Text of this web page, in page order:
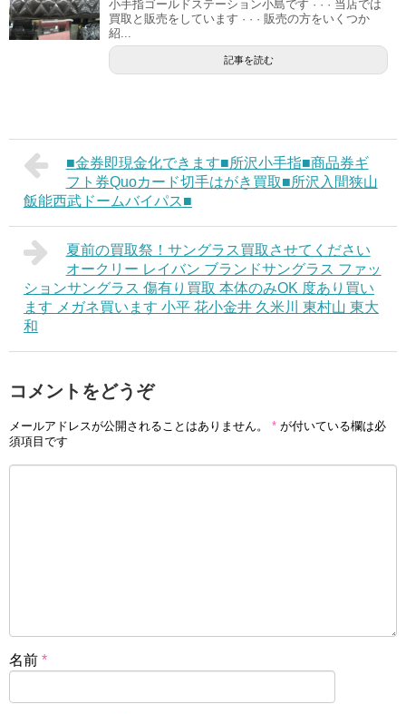
小手指ゴールドステーション小島です · · · 当店では
買取と販売をしています · · · 販売の方をいくつか
紹...
記事を読む
■金券即現金化できます■所沢小手指■商品券ギ
フト券Quoカード切手はがき買取■所沢入間狭山
飯能西武ドームバイパス■
夏前の買取祭！サングラス買取させてください
オークリー レイバン ブランドサングラス ファッ
ションサングラス 傷有り買取 本体のみOK 度あり買い
ます メガネ買います 小平 花小金井 久米川 東村山 東大
和
コメントをどうぞ
メールアドレスが公開されることはありません。 * が付いている欄は必
須項目です
名前 *